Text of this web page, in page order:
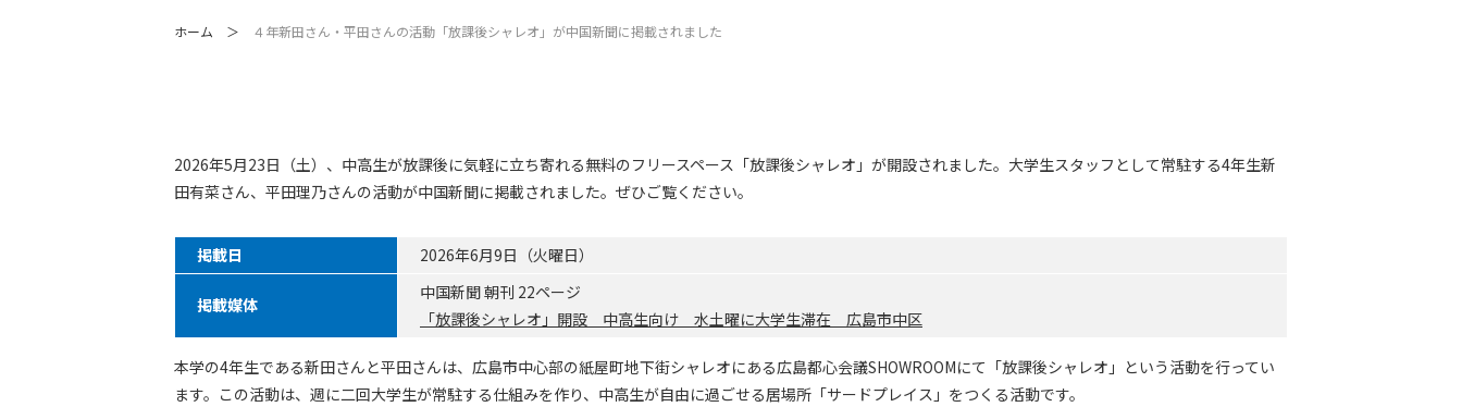
ホーム ４年新田さん・平田さんの活動「放課後シャレオ」が中国新聞に掲載されました
2026年5月23日（土）、中高生が放課後に気軽に立ち寄れる無料のフリースペース「放課後シャレオ」が開設されました。大学生スタッフとして常駐する4年生新
田有菜さん、平田理乃さんの活動が中国新聞に掲載されました。ぜひご覧ください。
掲載日 2026年6月9日（火曜日）
掲載媒体
中国新聞 朝刊 22ページ
「放課後シャレオ」開設 中高生向け 水土曜に大学生滞在 広島市中区
本学の4年生である新田さんと平田さんは、広島市中心部の紙屋町地下街シャレオにある広島都心会議SHOWROOMにて「放課後シャレオ」という活動を行ってい
ます。この活動は、週に二回大学生が常駐する仕組みを作り、中高生が自由に過ごせる居場所「サードプレイス」をつくる活動です。